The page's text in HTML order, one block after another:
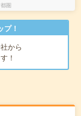
圏
！
から
！